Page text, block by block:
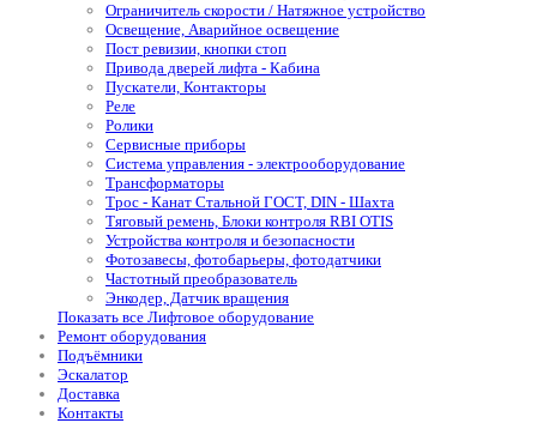
Ограничитель скорости / Натяжное устройство
Освещение, Аварийное освещение
Пост ревизии, кнопки стоп
Привода дверей лифта - Кабина
Пускатели, Контакторы
Реле
Ролики
Сервисные приборы
Система управления - электрооборудование
Трансформаторы
Трос - Канат Стальной ГОСТ, DIN - Шахта
Тяговый ремень, Блоки контроля RBI OTIS
Устройства контроля и безопасности
Фотозавесы, фотобарьеры, фотодатчики
Частотный преобразователь
Энкодер, Датчик вращения
Показать все Лифтовое оборудование
Ремонт оборудования
Подъёмники
Эскалатор
Доставка
Контакты